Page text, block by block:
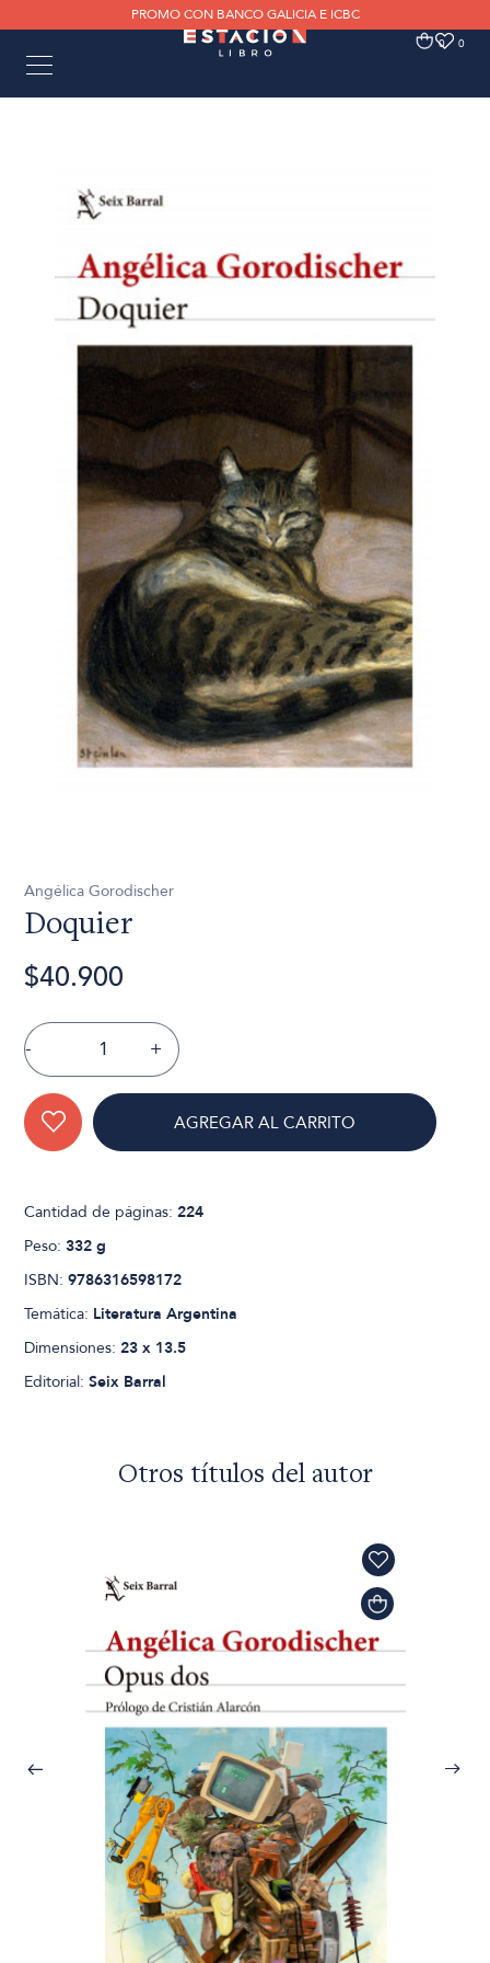
PROMO CON BANCO GALICIA E ICBC
0 0
Angélica Gorodischer
Doquier
$40.900
- +
AGREGAR AL CARRITO
Cantidad de páginas:224
Peso:332 g
ISBN:9786316598172
Temática: Literatura Argentina
Dimensiones:23 x 13.5
Editorial:Seix Barral
Otros títulos del autor